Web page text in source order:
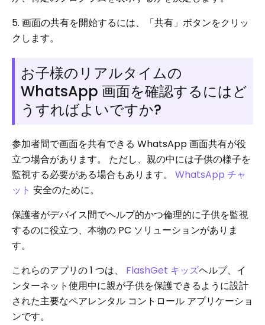
5. 画面の共有を開始するには、「共有」ボタンをクリッ
クします。
お子様のリアルタイムの
WhatsApp 画面を確認するにはど
うすればよいですか?
参加者間で画面を共有できる WhatsApp 画面共有が役
立つ場合があります。 ただし、親の中には子供の様子を
監視する必要がある場合もあります。 WhatsApp チャ
ット 安全のために。
保護者がデバイス間でヘルプ的かつ倫理的に子供を監視
するのに役立つ、本物の PC ソリューションがありま
す。
これらのアプリの 1 つは、 FlashGet キッズヘルプ、イ
ンターネット使用中に親が子供を保護できるように設計
された主要なペアレンタル コントロール アプリケーショ
ンです。